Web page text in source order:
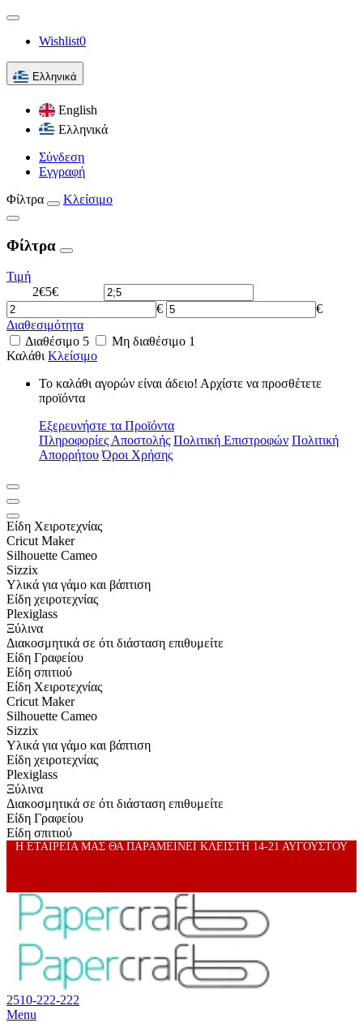
Wishlist0
Ελληνικά
English
Ελληνικά
Σύνδεση
Εγγραφή
Φίλτρα
Κλείσιμο
Φίλτρα
Τιμή
2€5€
€
€
Διαθεσιμότητα
Διαθέσιμο 5 Μη διαθέσιμο 1
Καλάθι Κλείσιμο
Το καλάθι αγορών είναι άδειο! Αρχίστε να προσθέτετε
προϊόντα
Εξερευνήστε τα Προϊόντα
Πληροφορίες Αποστολής Πολιτική Επιστροφών Πολιτική
Απορρήτου Όροι Χρήσης
Είδη Xειροτεχνίας
Cricut Maker
Silhouette Cameo
Sizzix
Υλικά για γάμο και βάπτιση
Είδη χειροτεχνίας
Plexiglass
Ξύλινα
Διακοσμητικά σε ότι διάσταση επιθυμείτε
Είδη Γραφείου
Είδη σπιτιού
Είδη Xειροτεχνίας
Cricut Maker
Silhouette Cameo
Sizzix
Υλικά για γάμο και βάπτιση
Είδη χειροτεχνίας
Plexiglass
Ξύλινα
Διακοσμητικά σε ότι διάσταση επιθυμείτε
Είδη Γραφείου
Είδη σπιτιού
Η ΕΤΑΙΡΕΙΑ ΜΑΣ ΘΑ ΠΑΡΑΜΕΙΝΕΙ ΚΛΕΙΣΤΗ 14-21 ΑΥΓΟΥΣΤΟΥ
2510-222-222
Menu